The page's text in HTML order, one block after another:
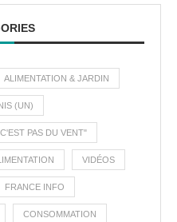
ALIMENTATION & JARDIN
(UN)
PAS DU VENT"
VIDÉOS
FRANCE INFO
CONSOMMATION